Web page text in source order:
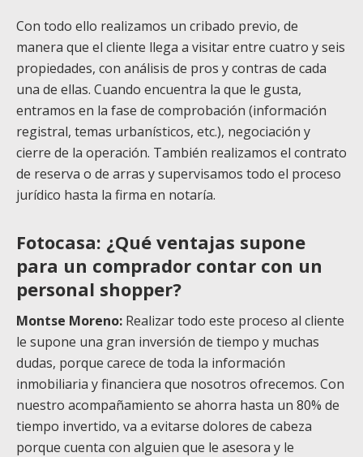
Con todo ello realizamos un cribado previo, de
manera que el cliente llega a visitar entre cuatro y seis
propiedades, con análisis de pros y contras de cada
una de ellas. Cuando encuentra la que le gusta,
entramos en la fase de comprobación (información
registral, temas urbanísticos, etc.), negociación y
cierre de la operación. También realizamos el contrato
de reserva o de arras y supervisamos todo el proceso
jurídico hasta la firma en notaría.
Fotocasa: ¿Qué ventajas supone
para un comprador contar con un
personal shopper?
Montse Moreno: Realizar todo este proceso al cliente
le supone una gran inversión de tiempo y muchas
dudas, porque carece de toda la información
inmobiliaria y financiera que nosotros ofrecemos. Con
nuestro acompañamiento se ahorra hasta un 80% de
tiempo invertido, va a evitarse dolores de cabeza
porque cuenta con alguien que le asesora y le